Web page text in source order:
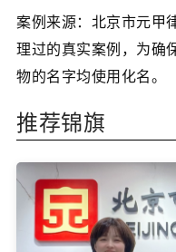
案例来源：北京市元甲
理过的真实案例，为确
物的名字均使用化名。
推荐锦旗